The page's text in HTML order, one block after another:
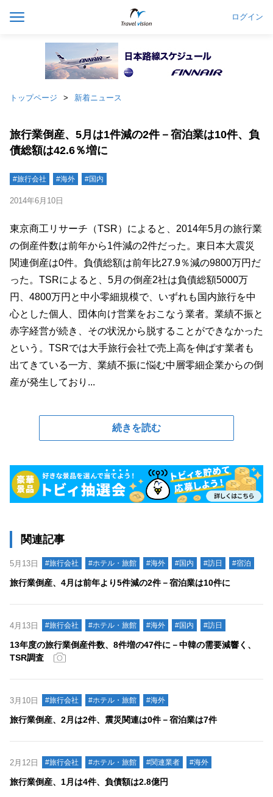
ログイン
トップページ 新着ニュース
旅行業倒産、5月は1件減の2件－宿泊業は10件、負
債総額は42.6％増に
#旅行会社 #海外 #国内
2014年6月10日
東京商工リサーチ（TSR）によると、2014年5月の旅行業
の倒産件数は前年から1件減の2件だった。東日本大震災
関連倒産は0件。負債総額は前年比27.9％減の9800万円だ
った。TSRによると、5月の倒産2社は負債総額5000万
円、4800万円と中小零細規模で、いずれも国内旅行を中
心とした個人、団体向け営業をおこなう業者。業績不振と
赤字経営が続き、その状況から脱することができなかった
という。TSRでは大手旅行会社で売上高を伸ばす業者も
出てきている一方、業績不振に悩む中層零細企業からの倒
産が発生しており...
続きを読む
関連記事
5月13日 #旅行会社 #ホテル・旅館 #海外 #国内 #訪日 #宿泊
旅行業倒産、4月は前年より5件減の2件－宿泊業は10件に
4月13日 #旅行会社 #ホテル・旅館 #海外 #国内 #訪日
13年度の旅行業倒産件数、8件増の47件に－中韓の需要減響く、
TSR調査
3月10日 #旅行会社 #ホテル・旅館 #海外
旅行業倒産、2月は2件、震災関連は0件－宿泊業は7件
2月12日 #旅行会社 #ホテル・旅館 #関連業者 #海外
旅行業倒産、1月は4件、負債額は2.8億円